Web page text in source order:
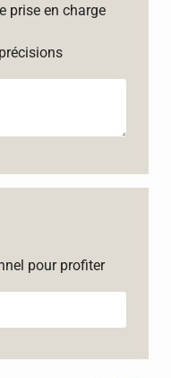
prise en charge
pour profiter